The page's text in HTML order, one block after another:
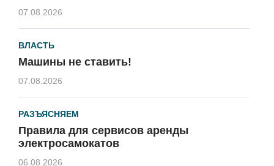
07.08.2026
ВЛАСТЬ
Машины не ставить!
07.08.2026
РАЗЪЯСНЯЕМ
Правила для сервисов аренды
электросамокатов
06.08.2026